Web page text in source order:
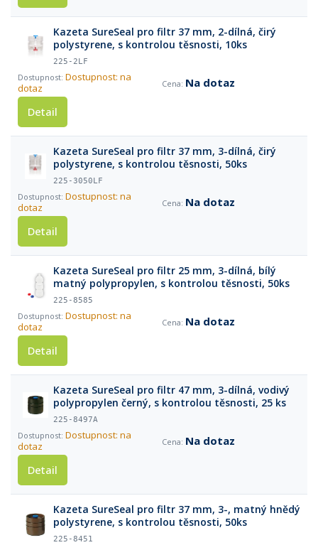
Kazeta SureSeal pro filtr 37 mm, 2-dílná, čirý
polystyrene, s kontrolou těsnosti, 10ks
225-2LF
Dostupnost: na
dotaz
Na dotaz
Detail
Kazeta SureSeal pro filtr 37 mm, 3-dílná, čirý
polystyrene, s kontrolou těsnosti, 50ks
225-3050LF
Dostupnost: na
dotaz
Na dotaz
Detail
Kazeta SureSeal pro filtr 25 mm, 3-dílná, bílý
matný polypropylen, s kontrolou těsnosti, 50ks
225-8585
Dostupnost: na
dotaz
Na dotaz
Detail
Kazeta SureSeal pro filtr 47 mm, 3-dílná, vodivý
polypropylen černý, s kontrolou těsnosti, 25 ks
225-8497A
Dostupnost: na
dotaz
Na dotaz
Detail
Kazeta SureSeal pro filtr 37 mm, 3-, matný hnědý
polystyrene, s kontrolou těsnosti, 50ks
225-8451